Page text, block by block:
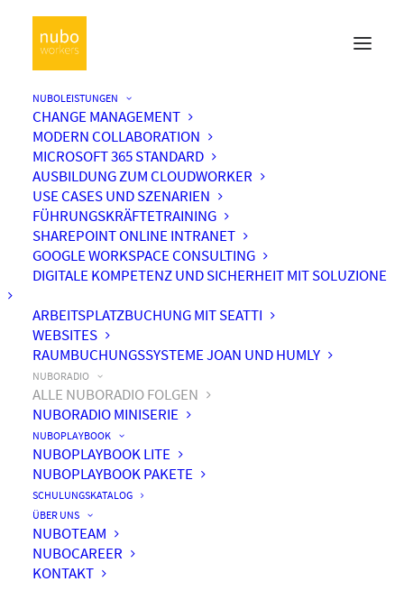
NUBOLEISTUNGEN
CHANGE MANAGEMENT
MODERN COLLABORATION
MICROSOFT 365 STANDARD
AUSBILDUNG ZUM CLOUDWORKER
USE CASES UND SZENARIEN
FÜHRUNGSKRÄFTETRAINING
SHAREPOINT ONLINE INTRANET
GOOGLE WORKSPACE CONSULTING
DIGITALE KOMPETENZ UND SICHERHEIT MIT SOLUZIONE
ARBEITSPLATZBUCHUNG MIT SEATTI
WEBSITES
RAUMBUCHUNGSSYSTEME JOAN UND HUMLY
NUBORADIO
ALLE NUBORADIO FOLGEN
NUBORADIO MINISERIE
NUBOPLAYBOOK
NUBOPLAYBOOK LITE
NUBOPLAYBOOK PAKETE
SCHULUNGSKATALOG
ÜBER UNS
NUBOTEAM
NUBOCAREER
KONTAKT
by nuboworkers GmbH
Herzlich Willkommen! Du hast nuboRadio – unseren
ganz eigenenPodcast zur Digitalisierung
Unsere beiden Moderatoren Dominique und Markus